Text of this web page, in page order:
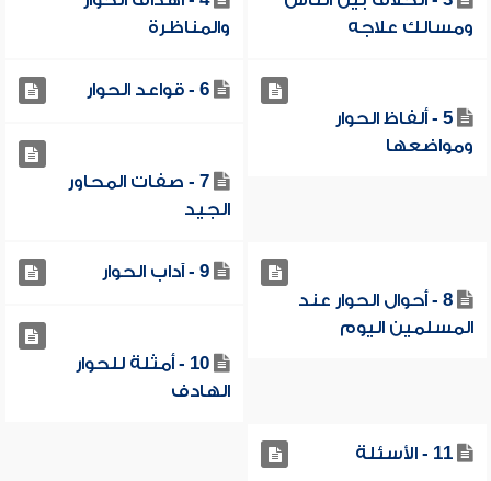
ومسالك علاجه
والمناظرة
5 - ألفاظ الحوار
ومواضعها
6 - قواعد الحوار
7 - صفات المحاور
الجيد
8 - أحوال الحوار عند
المسلمين اليوم
9 - آداب الحوار
10 - أمثلة للحوار
الهادف
11 - الأسئلة